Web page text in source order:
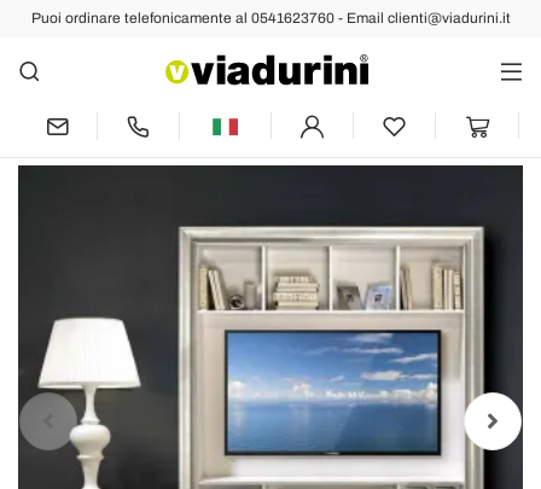
Puoi ordinare telefonicamente al 0541623760 - Email clienti@viadurini.it
Indietro Prec Succ
Cornice portaplasma da parete legno
fatta a mano made in Italy Mirko